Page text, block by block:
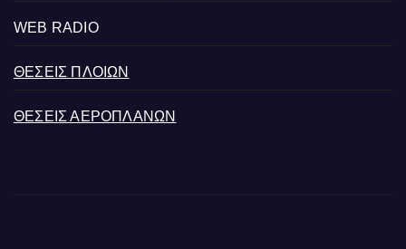
WEB RADIO
ΘΕΣΕΙΣ ΠΛΟΙΩΝ
ΘΕΣΕΙΣ ΑΕΡΟΠΛΑΝΩΝ